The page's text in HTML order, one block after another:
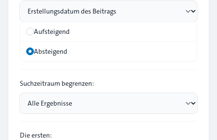
Aufsteigend
Absteigend
Suchzeitraum begrenzen:
Die ersten: